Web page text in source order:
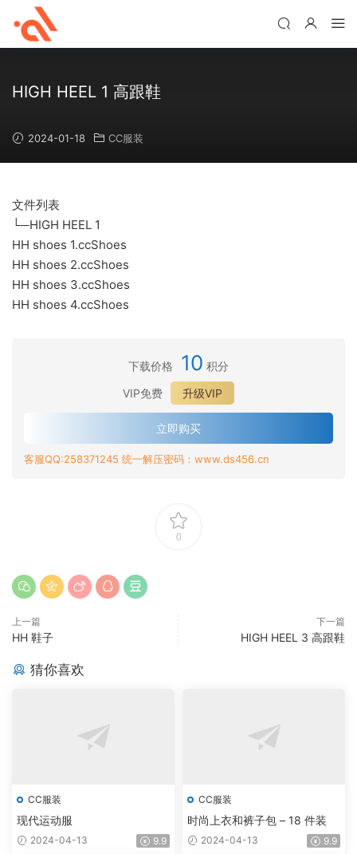
HIGH HEEL 1 高跟鞋
2024-01-18 CC服装
文件列表
└─HIGH HEEL 1
HH shoes 1.ccShoes
HH shoes 2.ccShoes
HH shoes 3.ccShoes
HH shoes 4.ccShoes
下载价格 10 积分
VIP免费
升级VIP
立即购买
客服QQ:258371245 统一解压密码：www.ds456.cn
0
上一篇
HH 鞋子
下一篇
HIGH HEEL 3 高跟鞋
猜你喜欢
CC服装
现代运动服
2024-04-13 9.9
CC服装
时尚上衣和裤子包 – 18 件装
2024-04-13 9.9